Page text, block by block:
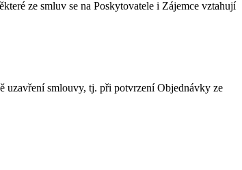
ze smluv se na Poskytovatele i Zájemce vztahují
uzavření smlouvy, tj. při potvrzení Objednávky ze